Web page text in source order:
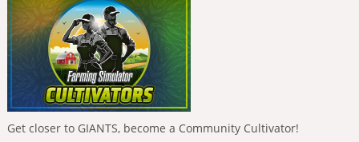
Get closer to GIANTS, become a Community Cultivator!